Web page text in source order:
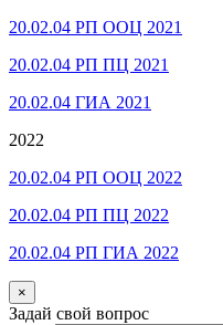
20.02.04 РП ООЦ 2021
20.02.04 РП ПЦ 2021
20.02.04 ГИА 2021
2022
20.02.04 РП ООЦ 2022
20.02.04 РП ПЦ 2022
20.02.04 РП ГИА 2022
×
Задай свой вопрос